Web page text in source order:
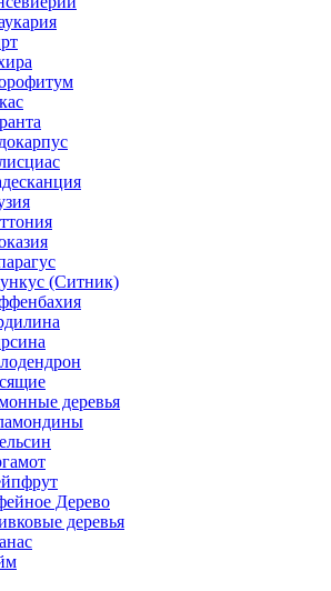
(Ситник)
деревья
Дерево
деревья